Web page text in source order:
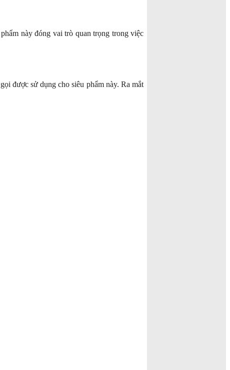
này đóng vai trò quan trọng trong việc
được sử dụng cho siêu phẩm này. Ra mắt